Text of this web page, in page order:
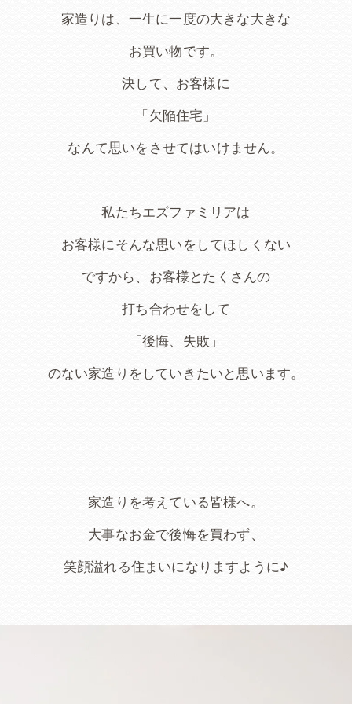
家造りは、一生に一度の大きな大きな
お買い物です。
決して、お客様に
「欠陥住宅」
なんて思いをさせてはいけません。
私たちエズファミリアは
お客様にそんな思いをしてほしくない
ですから、お客様とたくさんの
打ち合わせをして
「後悔、失敗」
のない家造りをしていきたいと思います。
家造りを考えている皆様へ。
大事なお金で後悔を買わず、
笑顔溢れる住まいになりますように♪